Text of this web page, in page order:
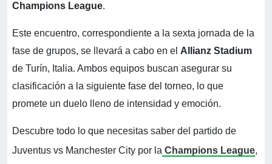
Champions League.
Este encuentro, correspondiente a la sexta jornada de la
fase de grupos, se llevará a cabo en el Allianz Stadium
de Turín, Italia. Ambos equipos buscan asegurar su
clasificación a la siguiente fase del torneo, lo que
promete un duelo lleno de intensidad y emoción.
Descubre todo lo que necesitas saber del partido de
Juventus vs Manchester City por la Champions League,